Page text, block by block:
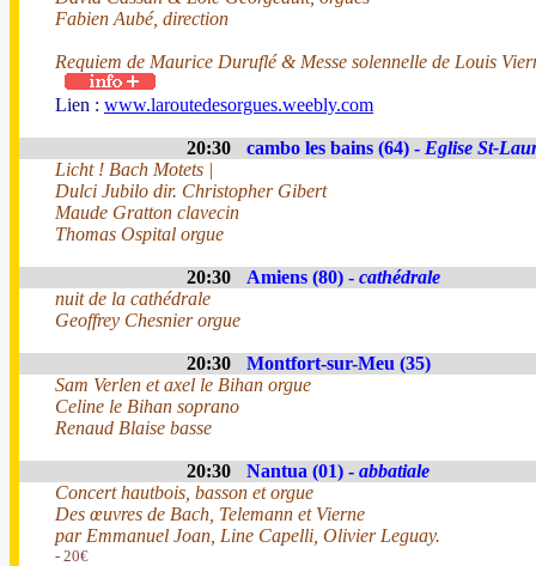
Fabien Aubé, direction
Requiem de Maurice Duruflé & Messe solennelle de Louis
Lien : www.laroutedesorgues.weebly.com
20:30 cambo les bains (64) - Eglise St-
Licht ! Bach Motets |
Dulci Jubilo dir. Christopher Gibert
Maude Gratton clavecin
Thomas Ospital orgue
20:30 Amiens (80) - cathédrale
nuit de la cathédrale
Geoffrey Chesnier orgue
20:30
Montfort-sur-Meu (35)
Sam Verlen et axel le Bihan orgue
Celine le Bihan soprano
Renaud Blaise basse
20:30 Nantua (01) - abbatiale
Concert hautbois, basson et orgue
Des œuvres de Bach, Telemann et Vierne
par Emmanuel Joan, Line Capelli, Olivier Leguay.
- 20€